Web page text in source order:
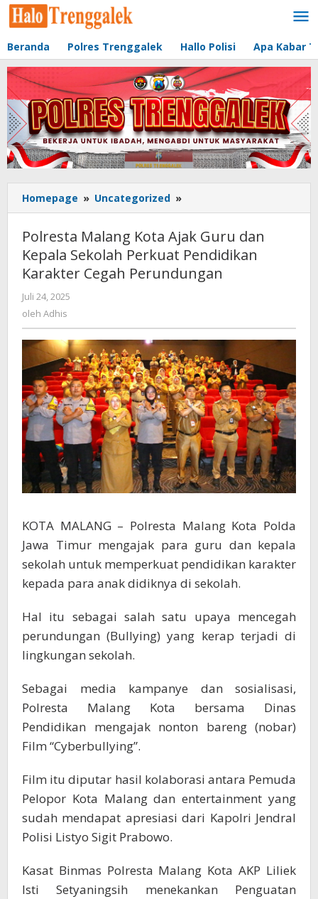
Lewati
ke
Beranda Polres Trenggalek Hallo Polisi Apa Kabar
Homepage » Uncategorized »
Malang
Ajak
Guru
dan
Pendidikan
Karakter
Cegah
Perundungan
Polresta Malang Kota Ajak Guru dan
Kepala Sekolah Perkuat Pendidikan
Karakter Cegah Perundungan
Juli 24, 2025
oleh Adhis
KOTA MALANG – Polresta Malang Kota Polda
Jawa Timur mengajak para guru dan kepala
sekolah untuk memperkuat pendidikan karakter
kepada para anak didiknya di sekolah.
Hal itu sebagai salah satu upaya mencegah
perundungan (Bullying) yang kerap terjadi di
lingkungan sekolah.
Sebagai media kampanye dan sosialisasi,
Polresta Malang Kota bersama Dinas
Pendidikan mengajak nonton bareng (nobar)
Film “Cyberbullying”.
Film itu diputar hasil kolaborasi antara Pemuda
Pelopor Kota Malang dan entertainment yang
sudah mendapat apresiasi dari Kapolri Jendral
Polisi Listyo Sigit Prabowo.
Kasat Binmas Polresta Malang Kota AKP Liliek
Isti Setyaningsih menekankan Penguatan